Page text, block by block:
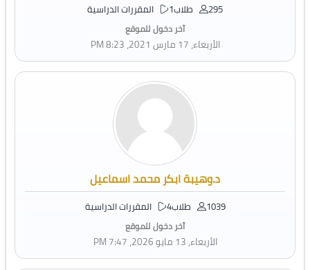
295 طلاب 1 المقررات الدراسية
آخر دخول للموقع
الأربعاء، 17 مارس 2021، 8:23 PM
د.وهيبة ابكر محمد اسماعيل
1039 طلاب 4 المقررات الدراسية
آخر دخول للموقع
الأربعاء، 13 مايو 2026، 7:47 PM